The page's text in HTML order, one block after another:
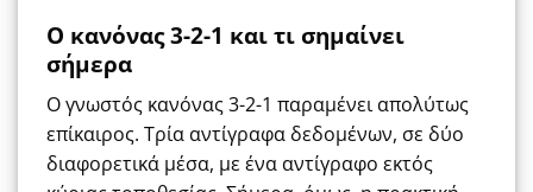
Ο κανόνας 3-2-1 και τι σημαίνει
σήμερα
Ο γνωστός κανόνας 3-2-1 παραμένει απολύτως
επίκαιρος. Τρία αντίγραφα δεδομένων, σε δύο
διαφορετικά μέσα, με ένα αντίγραφο εκτός